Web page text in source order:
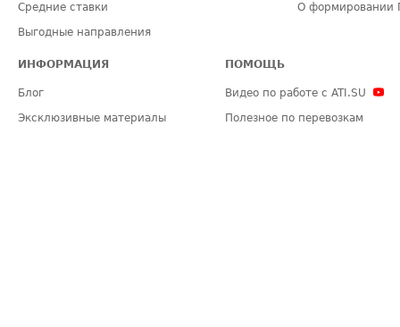
Средние ставки
Выгодные направления
О формировании
ИНФОРМАЦИЯ
Блог
Эксклюзивные материалы
ПОМОЩЬ
Видео по работе с ATI.SU
Полезное по перевозкам